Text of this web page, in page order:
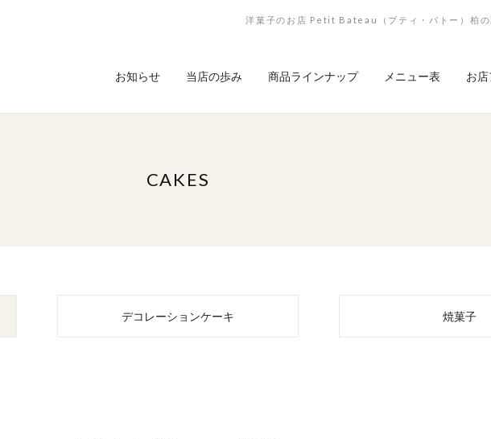
洋菓子のお店 Petit Bateau（プティ・バトー）柏の
お知らせ 当店の歩み 商品ラインナップ メニュー表 お
CAKES
デコレーションケーキ 焼菓子